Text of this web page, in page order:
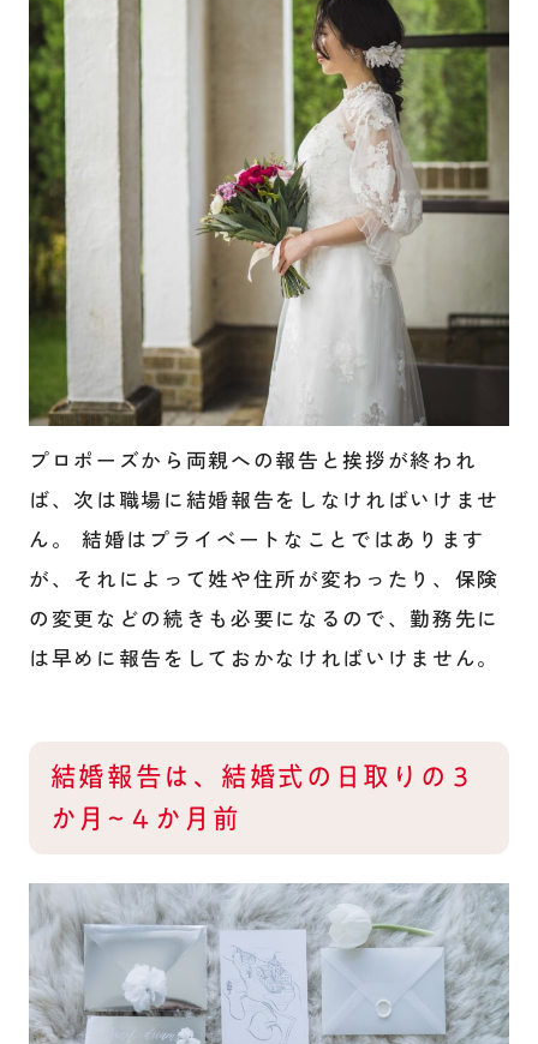
プロポーズから両親への報告と挨拶が終われ
ば、次は職場に結婚報告をしなければいけませ
ん。 結婚はプライベートなことではあります
が、それによって姓や住所が変わったり、保険
の変更などの続きも必要になるので、勤務先に
は早めに報告をしておかなければいけません。
結婚報告は、結婚式の日取りの３
か月~４か月前